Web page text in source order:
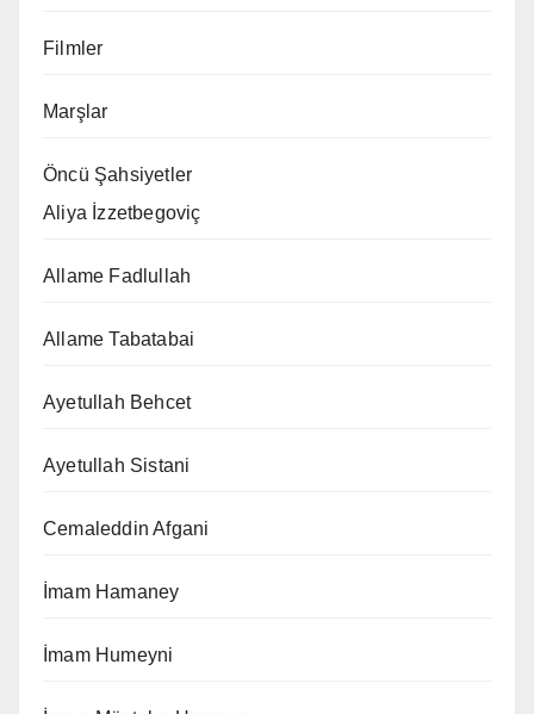
Filmler
Marşlar
Öncü Şahsiyetler
Aliya İzzetbegoviç
Allame Fadlullah
Allame Tabatabai
Ayetullah Behcet
Ayetullah Sistani
Cemaleddin Afgani
İmam Hamaney
İmam Humeyni